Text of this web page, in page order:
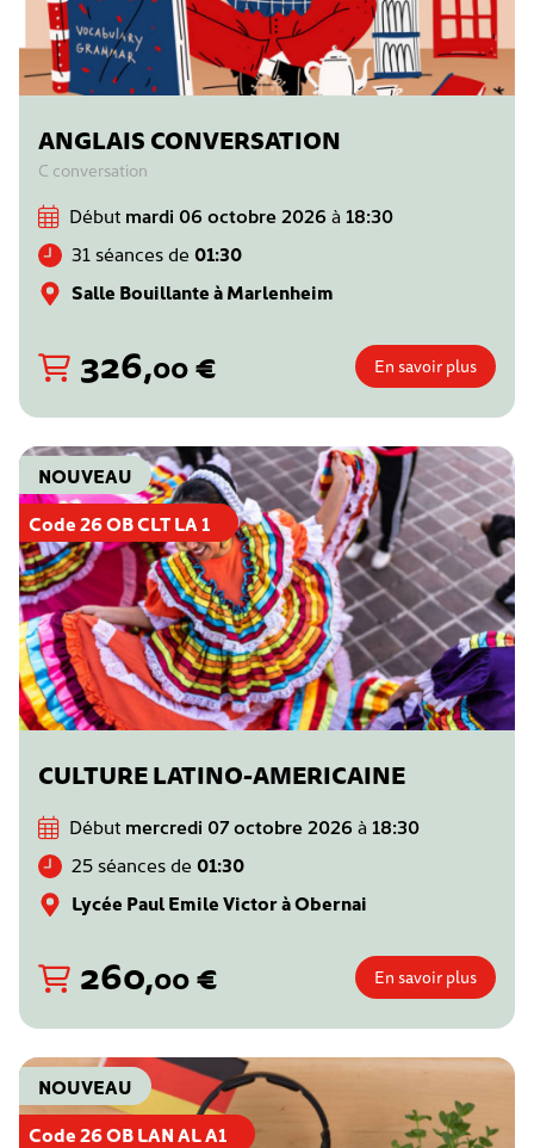
ANGLAIS CONVERSATION
C conversation
Début mardi 06 octobre 2026 à 18:30
31 séances de 01:30
Salle Bouillante à Marlenheim
326,00€ En savoir plus
Code 26 OB CLT LA 1
NOUVEAU
CULTURE LATINO-AMERICAINE
Début mercredi 07 octobre 2026 à 18:30
25 séances de 01:30
Lycée Paul Emile Victor à Obernai
260,00€ En savoir plus
Code 26 OB LAN AL A1
NOUVEAU